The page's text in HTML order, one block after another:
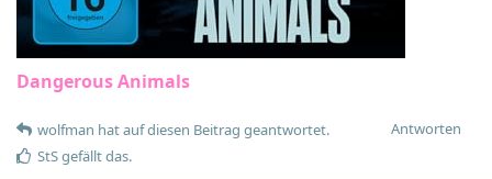
Dangerous Animals
Antworten
wolfman hatauf diesen Beitrag geantwortet.
StSgefällt das.